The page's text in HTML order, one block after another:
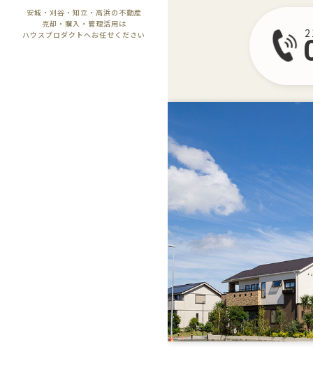
安城・刈谷・知立・高浜の不動産
売却・購入・管理活用は
ハウスプロダクトへお任せください